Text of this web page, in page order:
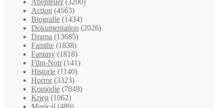
Action (4563)
Biografie (1434)
Dokumentation (2026)
Drama (13685)
Familie (1838)
Fantasy (1818)
Film-Noir (141)
Historie (1140)
Horror (3323)
Komödie (7849)
Krieg (1062)
Musical (489)